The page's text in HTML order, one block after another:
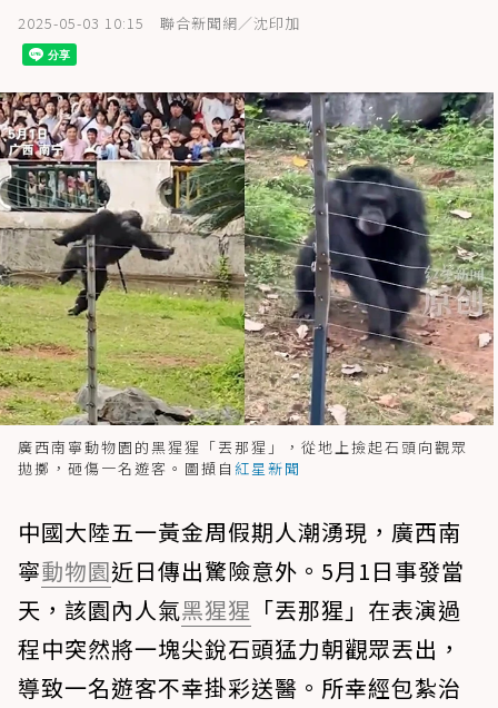
2025-05-03 10:15 聯合新聞網／沈印加
廣西南寧動物園的黑猩猩「丟那猩」，從地上撿起石頭向觀眾
拋擲，砸傷一名遊客。圖擷自 紅星新聞
中國大陸五一黃金周假期人潮湧現，廣西南
寧動物園近日傳出驚險意外。5月1日事發當
天，該園內人氣黑猩猩 「丟那猩」在表演過
程中突然將一塊尖銳石頭猛力朝觀眾丟出，
導致一名遊客不幸掛彩送醫。所幸經包紮治